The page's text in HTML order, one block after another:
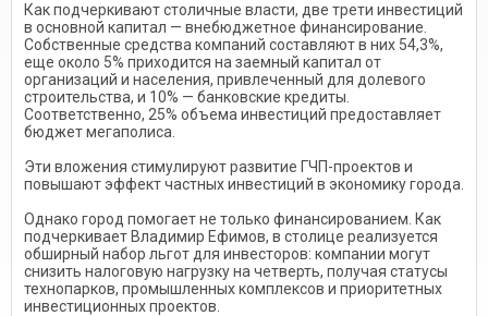
Как подчеркивают столичные власти, две трети инвестиций
в основной капитал — внебюджетное финансирование.
Собственные средства компаний составляют в них 54,3%,
еще около 5% приходится на заемный капитал от
организаций и населения, привлеченный для долевого
строительства, и 10% — банковские кредиты.
Соответственно, 25% объема инвестиций предоставляет
бюджет мегаполиса.
Эти вложения стимулируют развитие ГЧП-проектов и
повышают эффект частных инвестиций в экономику города.
Однако город помогает не только финансированием. Как
подчеркивает Владимир Ефимов, в столице реализуется
обширный набор льгот для инвесторов: компании могут
снизить налоговую нагрузку на четверть, получая статусы
технопарков, промышленных комплексов и приоритетных
инвестиционных проектов.